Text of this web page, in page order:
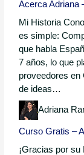
Acerca Adriana
Mi Historia
es simple:
que habla
7 años, lo que
proveedores en
de ideas…
Adriana
Curso Gratis –
¡Gracias por